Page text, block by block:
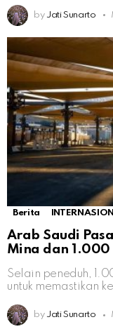
by Jati Sunarto
Berita
Arab Saudi
Mina dan 1.000
Selain peneduh,
untuk memastikan
by Jati Sunarto